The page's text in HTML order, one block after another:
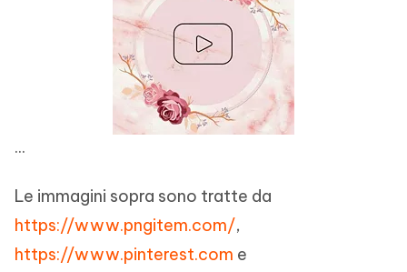
...
Le immagini sopra sono tratte da
https://www.pngitem.com/,
https://www.pinterest.com e